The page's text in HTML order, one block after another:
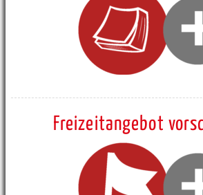
Freizeitangebot